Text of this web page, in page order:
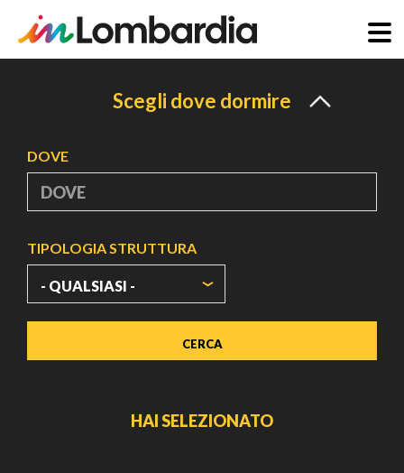
Scegli dove dormire
DOVE
TIPOLOGIA STRUTTURA
HAI SELEZIONATO